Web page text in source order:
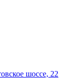
шоссе, 22